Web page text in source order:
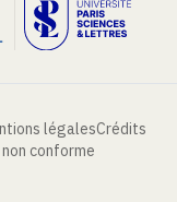
légalesCrédits
conforme